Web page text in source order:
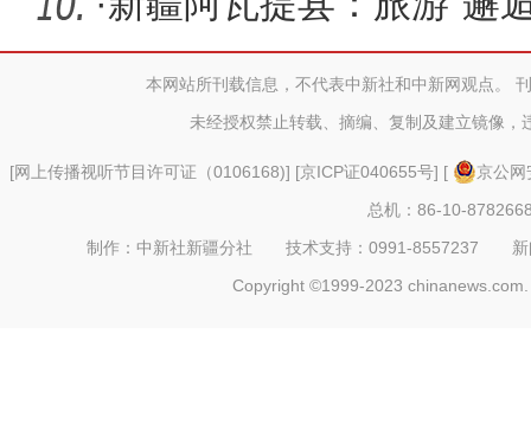
本网站所刊载信息，不代表中新社和中新网观点。
未经授权禁止转载、摘编、复制及建立镜像，
[网上传播视听节目许可证（0106168)] [京ICP证040655号] [
京公
总机：86-10-
制作：中新社新疆分社 技术支持：0991-8557237
Copyright ©1999-2023